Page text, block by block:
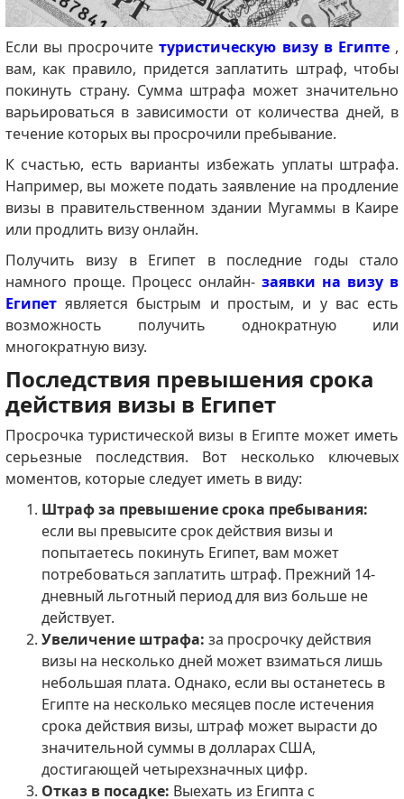
Если вы просрочитетуристическую визу в Египте ,
вам, как правило, придется заплатить штраф, чтобы
покинуть страну. Сумма штрафа может значительно
варьироваться в зависимости от количества дней, в
течение которых вы просрочили пребывание.
К счастью, есть варианты избежать уплаты штрафа.
Например, вы можете подать заявление на продление
визы в правительственном здании Мугаммы в Каире
или продлить визу онлайн.
Получить визу в Египет в последние годы стало
намного проще. Процесс онлайн-заявки на визу в
Египетявляется быстрым и простым, и у вас есть
возможность получить однократную или
многократную визу.
Последствия превышения срока
действия визы в Египет
Просрочка туристической визы в Египте может иметь
серьезные последствия. Вот несколько ключевых
моментов, которые следует иметь в виду:
Штраф за превышение срока пребывания:
если вы превысите срок действия визы и
попытаетесь покинуть Египет, вам может
потребоваться заплатить штраф. Прежний 14-
дневный льготный период для виз больше не
действует.
Увеличение штрафа: за просрочку действия
визы на несколько дней может взиматься лишь
небольшая плата. Однако, если вы останетесь в
Египте на несколько месяцев после истечения
срока действия визы, штраф может вырасти до
значительной суммы в долларах США,
достигающей четырехзначных цифр.
Отказ в посадке: Выехать из Египта с